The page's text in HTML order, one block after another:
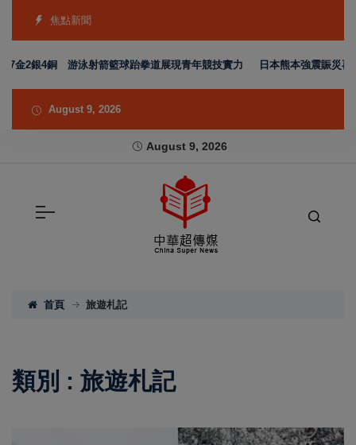
焦點新聞
4銅 游泳射箭籃球跆拳道展現青年競技實力 日本熊本強震賑災再獲支
August 9, 2026
August 9, 2026
首頁 旅遊札記
類別 : 旅遊札記